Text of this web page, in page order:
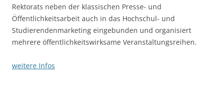
Rektorats neben der klassischen Presse- und
Öffentlichkeitsarbeit auch in das Hochschul- und
Studierendenmarketing eingebunden und organisiert
mehrere öffentlichkeitswirksame Veranstaltungsreihen.
weitere Infos